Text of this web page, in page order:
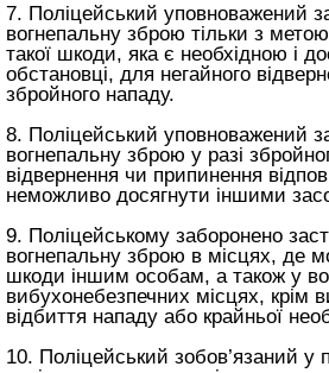
7. Поліцейський уповноважений
вогнепальну зброю тільки з
такої шкоди, яка є необхідною і
обстановці, для негайного
збройного нападу.
8. Поліцейський уповноважений
вогнепальну зброю у разі
відвернення чи припинення
неможливо досягнути іншими
9. Поліцейському заборонено
вогнепальну зброю в місцях, де
шкоди іншим особам, а також у
вибухонебезпечних місцях, крім
відбиття нападу або крайньої
10. Поліцейський зобов’язаний у